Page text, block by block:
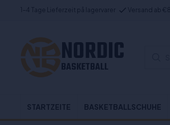
1-4 Tage Lieferzeit på lagervarer Versand ab €8
NORDIC
BASKETBALL
STARTZEITE BASKETBALLSCHUHE